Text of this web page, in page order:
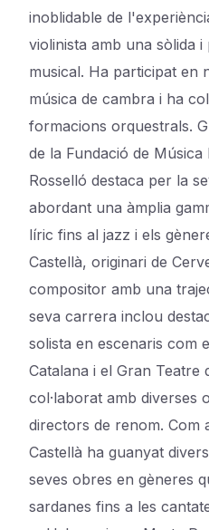
inoblidable de
violinista amb una sòlida
musical. Ha participat en
música de cambra i ha
formacions orquestrals.
de la Fundació de
Rosselló destaca per la
abordant una àmplia
líric fins al jazz i els
Castellà, originari de
compositor amb una
seva carrera inclou
solista en escenaris com
Catalana i el Gran Teatre
col·laborat amb diverses
directors de renom. Com
Castellà ha guanyat
seves obres en gèneres
sardanes fins a les